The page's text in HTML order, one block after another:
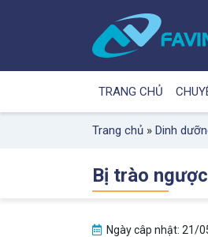
TRANG CHỦ
Trang chủ » Dinh
Bị trào
Ngày câp nhật: 21/